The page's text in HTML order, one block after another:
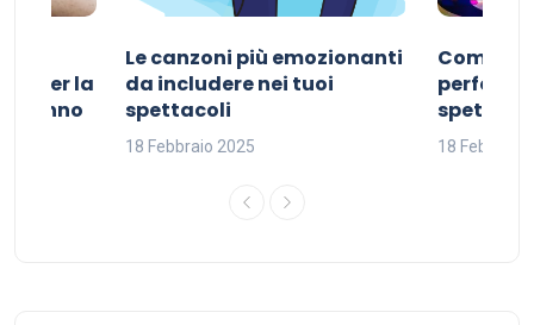
per la
sonno
Le canzoni più emozionanti
da includere nei tuoi
spettacoli
18 Febbraio 2025
Come
perfetta
18 Febbraio